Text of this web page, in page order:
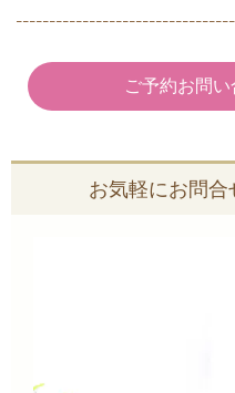
ご予約お問
お気軽にお問